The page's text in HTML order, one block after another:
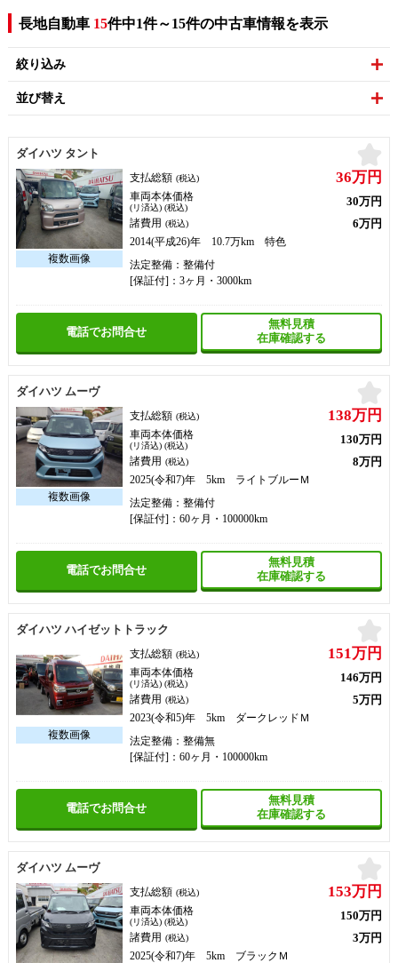
長地自動車15件中1件～15件の中古車情報を表示
絞り込み
並び替え
ダイハツ タント
支払総額 (税込) 36万円
車両本体価格
(リ済込) (税込) 30万円
諸費用 (税込) 6万円
2014(平成26)年 10.7万km 特色
法定整備：整備付
[保証付]：3ヶ月・3000km
電話でお問合せ
無料見積
在庫確認する
ダイハツ ムーヴ
支払総額 (税込) 138万円
車両本体価格
(リ済込) (税込) 130万円
諸費用 (税込) 8万円
2025(令和7)年 5km ライトブルーＭ
法定整備：整備付
[保証付]：60ヶ月・100000km
電話でお問合せ
無料見積
在庫確認する
ダイハツ ハイゼットトラック
支払総額 (税込) 151万円
車両本体価格
(リ済込) (税込) 146万円
諸費用 (税込) 5万円
2023(令和5)年 5km ダークレッドＭ
法定整備：整備無
[保証付]：60ヶ月・100000km
電話でお問合せ
無料見積
在庫確認する
ダイハツ ムーヴ
支払総額 (税込) 153万円
車両本体価格
(リ済込) (税込) 150万円
諸費用 (税込) 3万円
2025(令和7)年 5km ブラックＭ